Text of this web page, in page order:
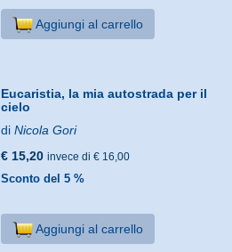
Aggiungi al carrello
Eucaristia, la mia autostrada per il
cielo
diNicola Gori
€ 15,20 invece di € 16,00
Sconto del 5 %
Aggiungi al carrello